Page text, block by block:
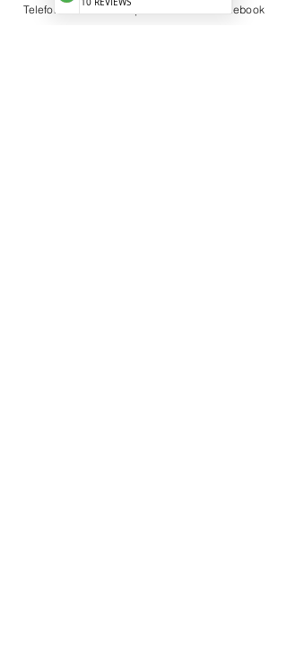
Padėti sumažinti skausmą ir
Telefonas El. paštas Facebook